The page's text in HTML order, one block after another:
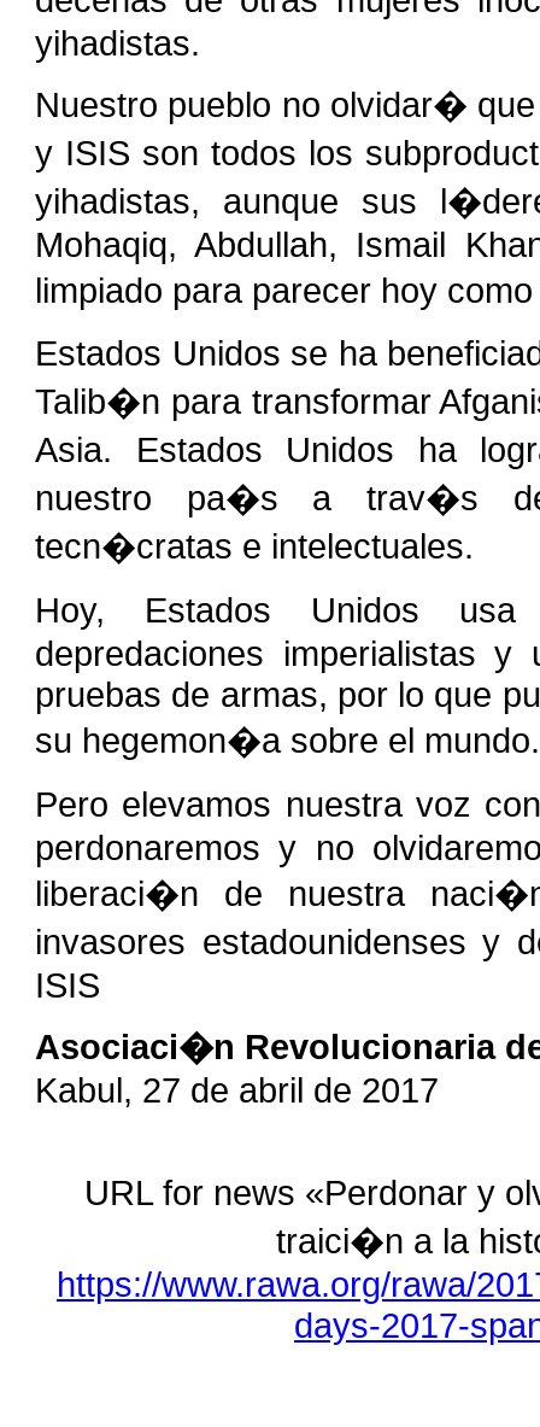
yihadistas.
Nuestro pueblo no olvidar�
y ISIS son todos los
yihadistas, aunque sus
Mohaqiq, Abdullah, Ismail
limpiado para parecer hoy
Estados Unidos se ha
Talib�n para transformar
Asia. Estados Unidos ha
nuestro pa�s a trav�s de
tecn�cratas e intelectuales.
Hoy, Estados Unidos
depredaciones imperialistas
pruebas de armas, por lo que
su hegemon�a sobre el mundo.
Pero elevamos nuestra voz
perdonaremos y no
liberaci�n de nuestra
invasores estadounidenses y
ISIS
Asociaci�n Revolucionaria
Kabul, 27 de abril de 2017
URL for news «Perdonar y
traici�n a la
https://www.rawa.org/rawa/
days-2017-